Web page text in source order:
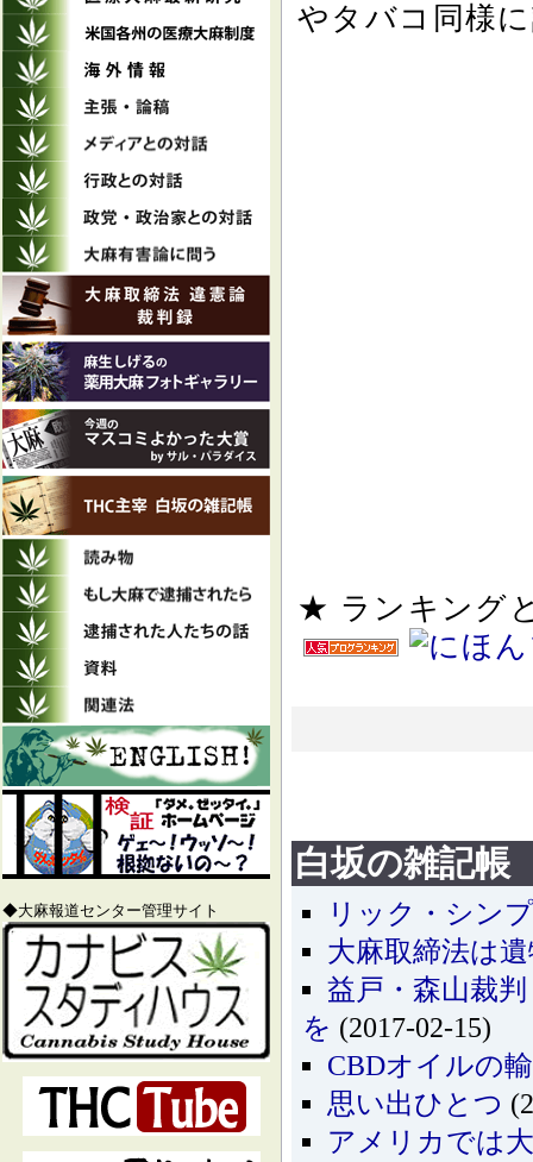
◆大麻報道センター管理サイト
やタバコ同様
★ ランキン
白坂の雑記帳
リック・シン
大麻取締法は
益戸・森山裁
を (2017-02-15)
CBDオイルの
思い出ひとつ
アメリカでは